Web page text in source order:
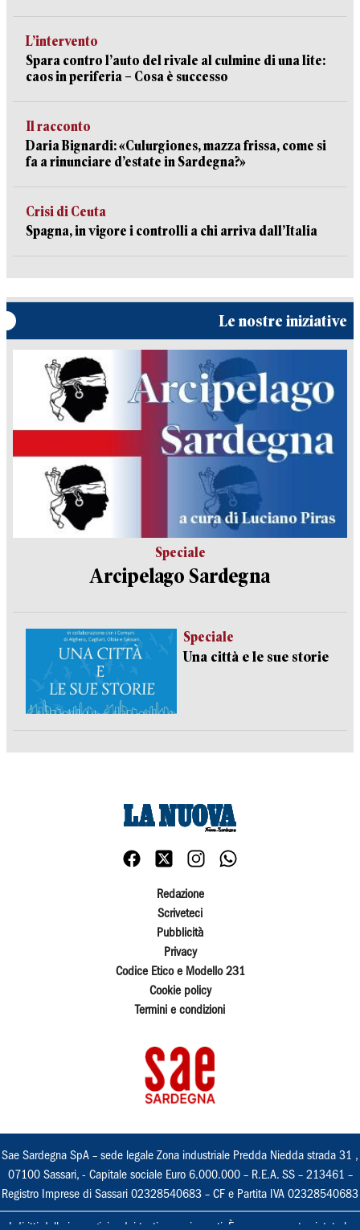
L’intervento
Spara contro l’auto del rivale al culmine di una lite:
caos in periferia – Cosa è successo
Il racconto
Daria Bignardi: «Culurgiones, mazza frissa, come si
fa a rinunciare d’estate in Sardegna?»
Crisi di Ceuta
Spagna, in vigore i controlli a chi arriva dall’Italia
Le nostre iniziative
Speciale
Arcipelago Sardegna
Speciale
Una città e le sue storie
Redazione
Scriveteci
Pubblicità
Privacy
Codice Etico e Modello 231
Cookie policy
Termini e condizioni
Sae Sardegna SpA – sede legale Zona industriale Predda Niedda strada 31 ,
07100 Sassari, - Capitale sociale Euro 6.000.000 – R.E.A. SS – 213461 –
Registro Imprese di Sassari 02328540683 – CF e Partita IVA 02328540683
I diritti delle immagini e dei testi sono riservati. È espressamente vietata la